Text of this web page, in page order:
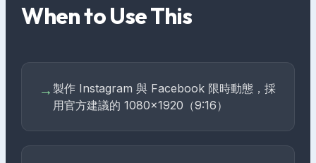
When to Use This
→製作 Instagram 與 Facebook 限時動態，採
用官方建議的 1080×1920（9:16）